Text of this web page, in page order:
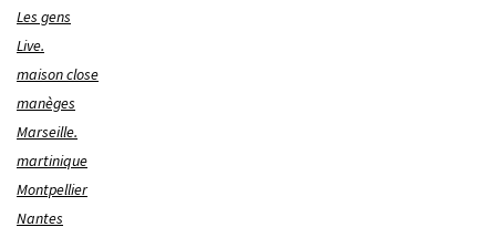
Les gens
Live.
maison close
manèges
Marseille.
martinique
Montpellier
Nantes